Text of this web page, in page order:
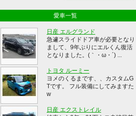
愛車一覧
日産 エルグランド
急遽スライドドア車が必要となり
まして、9年ぶりにエルくん復活
となりました。(｀・ω・´) ...
トヨタ ルーミー
ヨメのくるまです、、カスタムG
Tです。 フル装備にしてみますた
w
日産 エクストレイル